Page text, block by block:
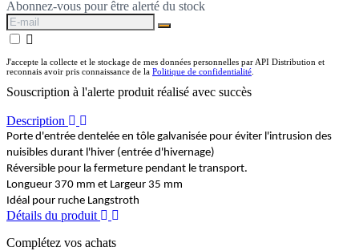
Abonnez-vous pour être alerté du stock

J'accepte la collecte et le stockage de mes données personnelles par API Distribution et
reconnais avoir pris connaissance de la Politique de confidentialité.
Souscription à l'alerte produit réalisé avec succès
Description
Porte d'entrée dentelée en tôle galvanisée pour éviter l'intrusion des
nuisibles durant l'hiver (entrée d'hivernage)
Réversible pour la fermeture pendant le transport.
Longueur 370 mm et Largeur 35 mm
Idéal pour ruche Langstroth
Détails du produit
Complétez vos achats